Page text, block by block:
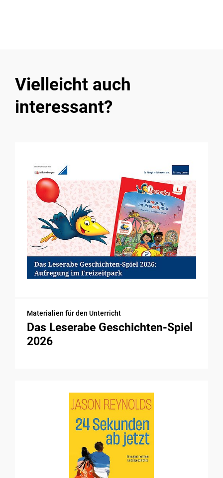
Vielleicht auch
interessant?
Materialien für den Unterricht
Das Leserabe Geschichten-Spiel
2026